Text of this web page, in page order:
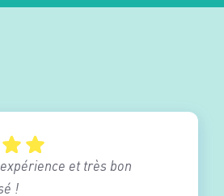
et très bon
!